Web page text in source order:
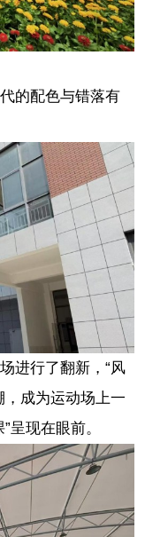
的配色与错落有
进行了翻新，“风
，成为运动场上一
呈现在眼前。